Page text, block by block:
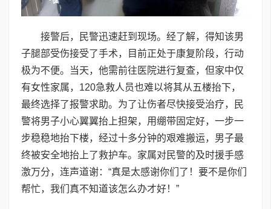
接警后，民警迅速赶到现场。经了解，得知该男
子腿部受伤接受了手术，目前正处于康复阶段，行动
极为不便。当天，他需前往医院进行复查，但家中仅
有女性家属，120急救人员也难以将其从五楼抬下，
最终选择了报警求助。为了让伤者尽快接受治疗，民
警将男子小心翼翼抬上担架，用绷带固定好，一步一
步稳稳地抬下楼，经过十多分钟的艰难搬运，男子最
终被安全地抬上了救护车。家属对民警的及时援手感
激万分，连声道谢：“真是太感谢你们了！要不是你们
帮忙，我们真不知道该怎么办才好！”